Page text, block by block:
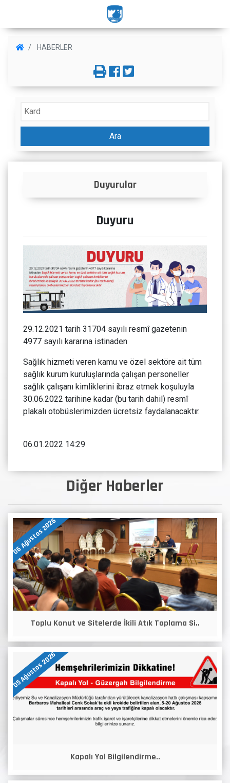
HABERLER
Diğer Haberler
06 Ağustos 2026
Toplu Konut ve Sitelerde İkili Atık Toplama Si..
05 Ağustos 2026
Kapalı Yol Bilgilendirme..
Ara
Duyurular
Duyuru
29.12.2021 tarih 31704 sayılı resmî gazetenin
4977 sayılı kararına istinaden
Sağlık hizmeti veren kamu ve özel sektöre ait tüm
sağlık kurum kuruluşlarında çalışan personeller
sağlık çalışanı kimliklerini ibraz etmek koşuluyla
30.06.2022 tarihine kadar (bu tarih dahil) resmî
plakalı otobüslerimizden ücretsiz faydalanacaktır.
06.01.2022 14:29